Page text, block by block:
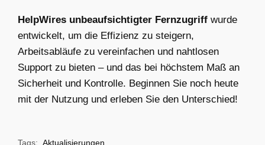
HelpWires unbeaufsichtigter Fernzugriff wurde
entwickelt, um die Effizienz zu steigern,
Arbeitsabläufe zu vereinfachen und nahtlosen
Support zu bieten – und das bei höchstem Maß an
Sicherheit und Kontrolle. Beginnen Sie noch heute
mit der Nutzung und erleben Sie den Unterschied!
Tags: Aktualisierungen